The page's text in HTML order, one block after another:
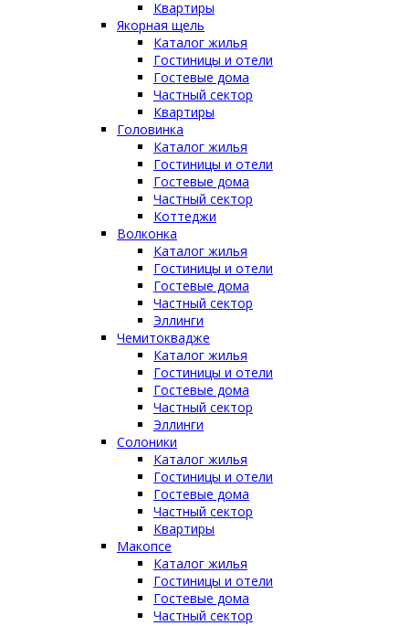
Квартиры
Якорная щель
Каталог жилья
Гостиницы и отели
Гостевые дома
Частный сектор
Квартиры
Головинка
Каталог жилья
Гостиницы и отели
Гостевые дома
Частный сектор
Коттеджи
Волконка
Каталог жилья
Гостиницы и отели
Гостевые дома
Частный сектор
Эллинги
Чемитоквадже
Каталог жилья
Гостиницы и отели
Гостевые дома
Частный сектор
Эллинги
Солоники
Каталог жилья
Гостиницы и отели
Гостевые дома
Частный сектор
Квартиры
Макопсе
Каталог жилья
Гостиницы и отели
Гостевые дома
Частный сектор